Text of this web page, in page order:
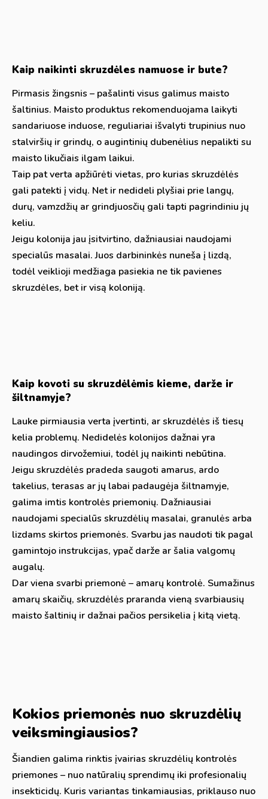
Kaip naikinti skruzdėles namuose ir bute?
Pirmasis žingsnis – pašalinti visus galimus maisto
šaltinius. Maisto produktus rekomenduojama laikyti
sandariuose induose, reguliariai išvalyti trupinius nuo
stalviršių ir grindų, o augintinių dubenėlius nepalikti su
maisto likučiais ilgam laikui.
Taip pat verta apžiūrėti vietas, pro kurias skruzdėlės
gali patekti į vidų. Net ir nedideli plyšiai prie langų,
durų, vamzdžių ar grindjuosčių gali tapti pagrindiniu jų
keliu.
Jeigu kolonija jau įsitvirtino, dažniausiai naudojami
specialūs masalai. Juos darbininkės nuneša į lizdą,
todėl veiklioji medžiaga pasiekia ne tik pavienes
skruzdėles, bet ir visą koloniją.
Kaip kovoti su skruzdėlėmis kieme, darže ir
šiltnamyje?
Lauke pirmiausia verta įvertinti, ar skruzdėlės iš tiesų
kelia problemų. Nedidelės kolonijos dažnai yra
naudingos dirvožemiui, todėl jų naikinti nebūtina.
Jeigu skruzdėlės pradeda saugoti amarus, ardo
takelius, terasas ar jų labai padaugėja šiltnamyje,
galima imtis kontrolės priemonių. Dažniausiai
naudojami specialūs skruzdėlių masalai, granulės arba
lizdams skirtos priemonės. Svarbu jas naudoti tik pagal
gamintojo instrukcijas, ypač darže ar šalia valgomų
augalų.
Dar viena svarbi priemonė – amarų kontrolė. Sumažinus
amarų skaičių, skruzdėlės praranda vieną svarbiausių
maisto šaltinių ir dažnai pačios persikelia į kitą vietą.
Kokios priemonės nuo skruzdėlių
veiksmingiausios?
Šiandien galima rinktis įvairias skruzdėlių kontrolės
priemones – nuo natūralių sprendimų iki profesionalių
insekticidų. Kuris variantas tinkamiausias, priklauso nuo